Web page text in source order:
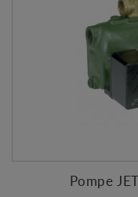
Pompe